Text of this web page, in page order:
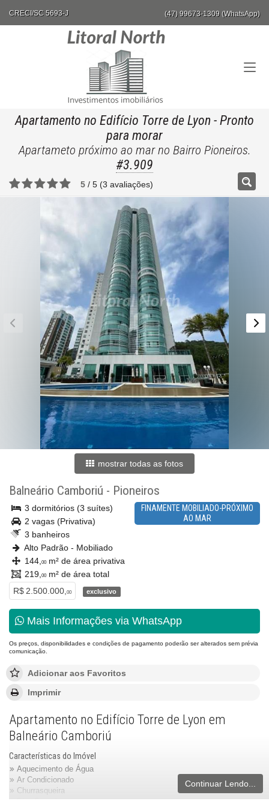
CRECI/SC 5693-J (47) 99673-1309 (WhatsApp)
Apartamento no Edifício Torre de Lyon - Pronto
para morar
Apartameto próximo ao mar no Bairro Pioneiros.
#3.909
5 / 5 (3 avaliações)
mostrar todas as fotos
Balneário Camboriú - Pioneiros
FINAMENTE MOBILIADO-PRÓXIMO
AO MAR
3 dormitórios (3 suítes)
2 vagas (Privativa)
3 banheiros
Alto Padrão - Mobiliado
144, 00m² de área privativa
219, 00m² de área total
R$ 2.500.000, 00 exclusivo
Mais Informações via WhatsApp
Os preços, disponibilidades e condições de pagamento poderão ser alterados sem prévia
comunicação.
Adicionar aos Favoritos
Imprimir
Apartamento no Edifício Torre de Lyon em
Balneário Camboriú
Características do Imóvel
Aquecimento de Água
Ar Condicionado
Churrasqueira
Piso Porcelanato
Continuar Lendo...